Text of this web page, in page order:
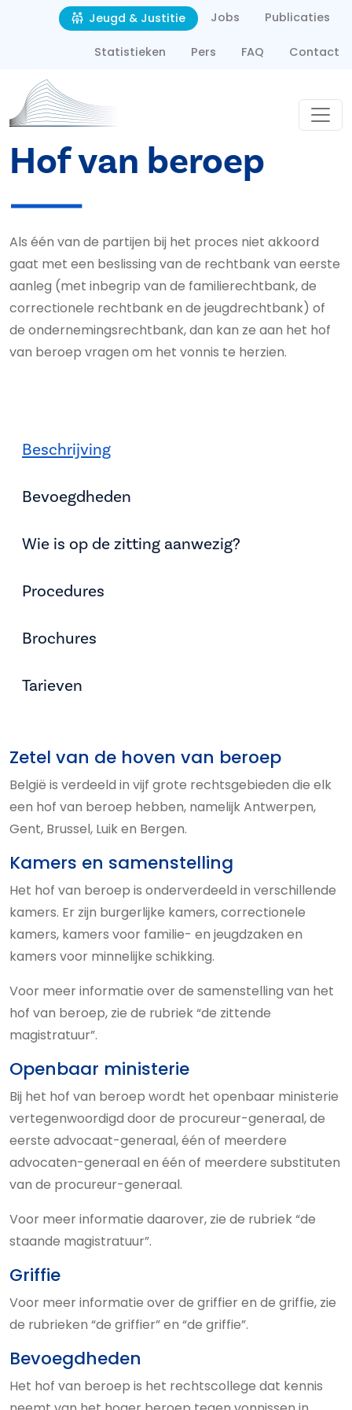
Overslaan en naar de inhoud gaan
Second navigation
Jeugd & Justitie Jobs Publicaties
Statistieken Pers FAQ Contact
Hof van beroep
Als één van de partijen bij het proces niet akkoord
gaat met een beslissing van de rechtbank van eerste
aanleg (met inbegrip van de familierechtbank, de
correctionele rechtbank en de jeugdrechtbank) of
de ondernemingsrechtbank, dan kan ze aan het hof
van beroep vragen om het vonnis te herzien.
Beschrijving
Bevoegdheden
Wie is op de zitting aanwezig?
Procedures
Brochures
Tarieven
Zetel van de hoven van beroep
België is verdeeld in vijf grote rechtsgebieden die elk
een hof van beroep hebben, namelijk Antwerpen,
Gent, Brussel, Luik en Bergen.
Kamers en samenstelling
Het hof van beroep is onderverdeeld in verschillende
kamers. Er zijn burgerlijke kamers, correctionele
kamers, kamers voor familie- en jeugdzaken en
kamers voor minnelijke schikking.
Voor meer informatie over de samenstelling van het
hof van beroep, zie de rubriek “de zittende
magistratuur”.
Openbaar ministerie
Bij het hof van beroep wordt het openbaar ministerie
vertegenwoordigd door de procureur-generaal, de
eerste advocaat-generaal, één of meerdere
advocaten-generaal en één of meerdere substituten
van de procureur-generaal.
Voor meer informatie daarover, zie de rubriek “de
staande magistratuur”.
Griffie
Voor meer informatie over de griffier en de griffie, zie
de rubrieken “de griffier” en “de griffie”.
Bevoegdheden
Het hof van beroep is het rechtscollege dat kennis